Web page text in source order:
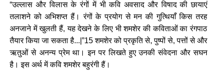
“उल्लास और विलास के रंगों में भी कवि अवसाद और विषाद की छायाएं
तलाशने को अभिशप्त हैं। रंगों के प्रयोग से मन की गुत्थियाँ किस तरह
अनजाने में खुलती हैं, यह देखने के लिए भी शमशेर की कविताओं का रंगपाठ
तैयार किया जा सकता है...|”15 शमशेर को प्रकृति से, पुष्पों से, पत्तों से और
ऋतुओं से अनन्य प्रेम था। इन पर लिखते हुए उनकी संवेदना और सघन
है। इस अर्थ में कवि शमशेर बहुरंगी हैं।